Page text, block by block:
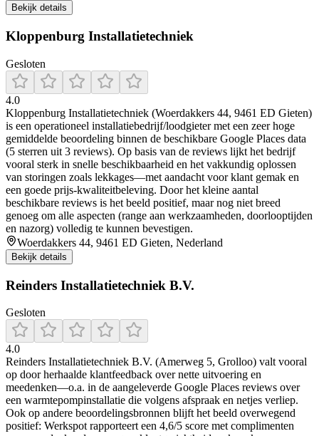
Bekijk details
Kloppenburg Installatietechniek
Gesloten
4.0
Kloppenburg Installatietechniek (Woerdakkers 44, 9461 ED Gieten)
is een operationeel installatiebedrijf/loodgieter met een zeer hoge
gemiddelde beoordeling binnen de beschikbare Google Places data
(5 sterren uit 3 reviews). Op basis van de reviews lijkt het bedrijf
vooral sterk in snelle beschikbaarheid en het vakkundig oplossen
van storingen zoals lekkages—met aandacht voor klant gemak en
een goede prijs-kwaliteitbeleving. Door het kleine aantal
beschikbare reviews is het beeld positief, maar nog niet breed
genoeg om alle aspecten (range aan werkzaamheden, doorlooptijden
en nazorg) volledig te kunnen bevestigen.
Woerdakkers 44, 9461 ED Gieten, Nederland
Bekijk details
Reinders Installatietechniek B.V.
Gesloten
4.0
Reinders Installatietechniek B.V. (Amerweg 5, Grolloo) valt vooral
op door herhaalde klantfeedback over nette uitvoering en
meedenken—o.a. in de aangeleverde Google Places reviews over
een warmtepompinstallatie die volgens afspraak en netjes verliep.
Ook op andere beoordelingsbronnen blijft het beeld overwegend
positief: Werkspot rapporteert een 4,6/5 score met complimenten